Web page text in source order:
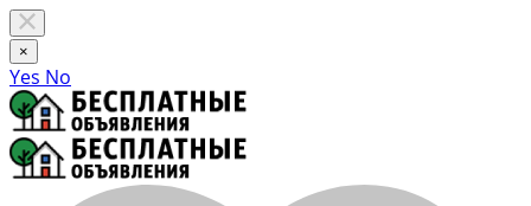
×
Yes No